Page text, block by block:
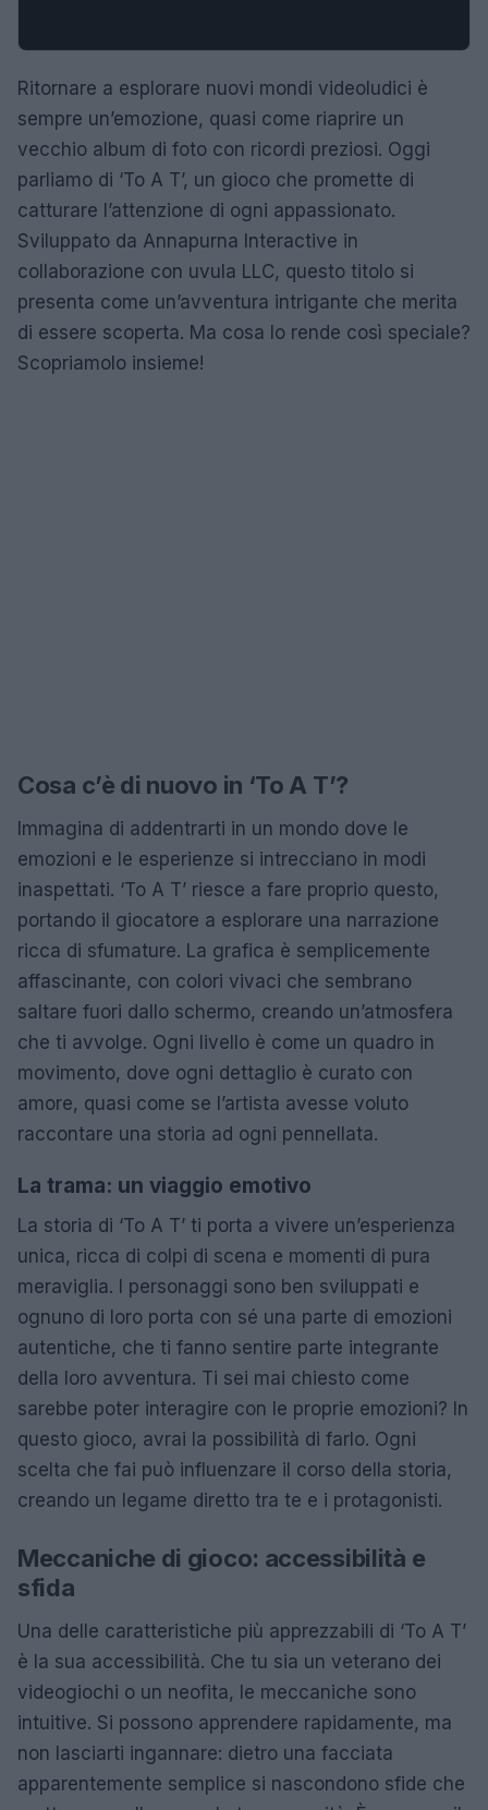
Ritornare a esplorare nuovi mondi videoludici è
sempre un’emozione, quasi come riaprire un
vecchio album di foto con ricordi preziosi. Oggi
parliamo di ‘To A T’, un gioco che promette di
catturare l’attenzione di ogni appassionato.
Sviluppato da Annapurna Interactive in
collaborazione con uvula LLC, questo titolo si
presenta come un’avventura intrigante che merita
di essere scoperta. Ma cosa lo rende così speciale?
Scopriamolo insieme!
Cosa c’è di nuovo in ‘To A T’?
Immagina di addentrarti in un mondo dove le
emozioni e le esperienze si intrecciano in modi
inaspettati. ‘To A T’ riesce a fare proprio questo,
portando il giocatore a esplorare una narrazione
ricca di sfumature. La grafica è semplicemente
affascinante, con colori vivaci che sembrano
saltare fuori dallo schermo, creando un’atmosfera
che ti avvolge. Ogni livello è come un quadro in
movimento, dove ogni dettaglio è curato con
amore, quasi come se l’artista avesse voluto
raccontare una storia ad ogni pennellata.
La trama: un viaggio emotivo
La storia di ‘To A T’ ti porta a vivere un’esperienza
unica, ricca di colpi di scena e momenti di pura
meraviglia. I personaggi sono ben sviluppati e
ognuno di loro porta con sé una parte di emozioni
autentiche, che ti fanno sentire parte integrante
della loro avventura. Ti sei mai chiesto come
sarebbe poter interagire con le proprie emozioni? In
questo gioco, avrai la possibilità di farlo. Ogni
scelta che fai può influenzare il corso della storia,
creando un legame diretto tra te e i protagonisti.
Meccaniche di gioco: accessibilità e
sfida
Una delle caratteristiche più apprezzabili di ‘To A T’
è la sua accessibilità. Che tu sia un veterano dei
videogiochi o un neofita, le meccaniche sono
intuitive. Si possono apprendere rapidamente, ma
non lasciarti ingannare: dietro una facciata
apparentemente semplice si nascondono sfide che